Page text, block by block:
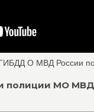
О МВД России
полиции МО